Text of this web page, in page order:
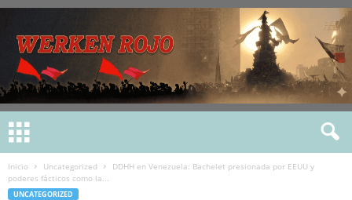
Inicio Uncategorized
DDHH en Venezuela: Bachelet presionada por EEUU y
poderes fácticos como la...
UNCATEGORIZED